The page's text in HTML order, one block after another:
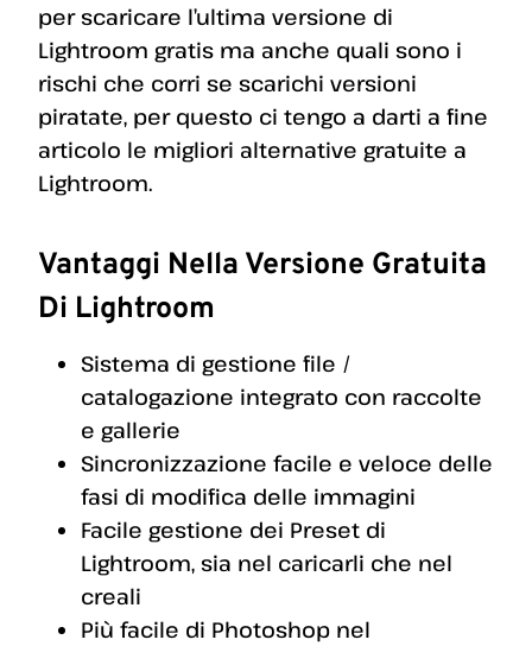
per scaricare l’ultima versione di
Lightroom gratis ma anche quali sono i
rischi che corri se scarichi versioni
piratate, per questo ci tengo a darti a fine
articolo le migliori alternative gratuite a
Lightroom.
Vantaggi Nella Versione Gratuita
Di Lightroom
Sistema di gestione file /
catalogazione integrato con raccolte
e gallerie
Sincronizzazione facile e veloce delle
fasi di modifica delle immagini
Facile gestione dei Preset di
Lightroom, sia nel caricarli che nel
creali
Più facile di Photoshop nel